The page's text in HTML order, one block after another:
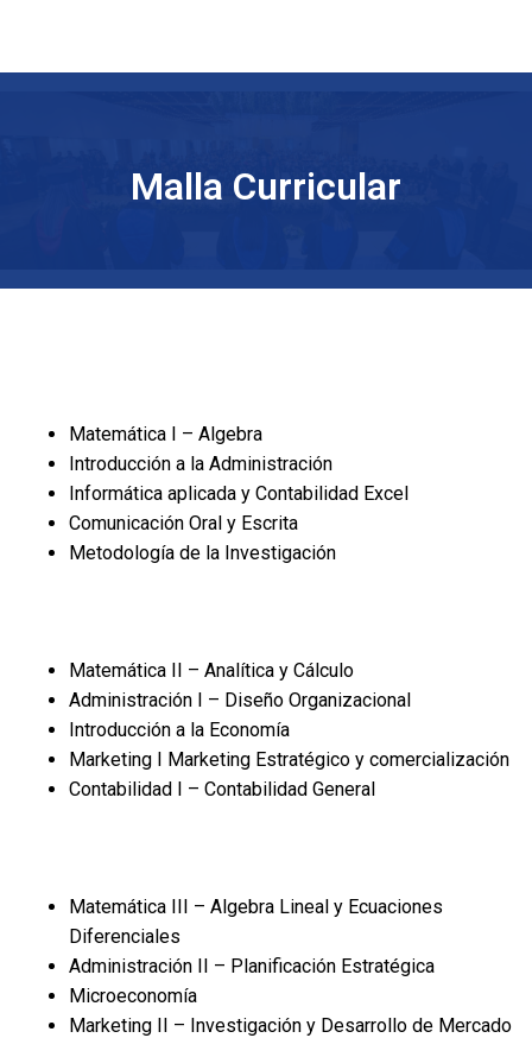
Malla Curricular
Matemática I – Algebra
Introducción a la Administración
Informática aplicada y Contabilidad Excel
Comunicación Oral y Escrita
Metodología de la Investigación
Matemática II – Analítica y Cálculo
Administración I – Diseño Organizacional
Introducción a la Economía
Marketing I Marketing Estratégico y comercialización
Contabilidad I – Contabilidad General
Matemática III – Algebra Lineal y Ecuaciones
Diferenciales
Administración II – Planificación Estratégica
Microeconomía
Marketing II – Investigación y Desarrollo de Mercado